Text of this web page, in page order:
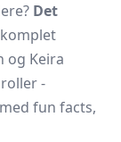
Det
og Keira
-
fun facts,